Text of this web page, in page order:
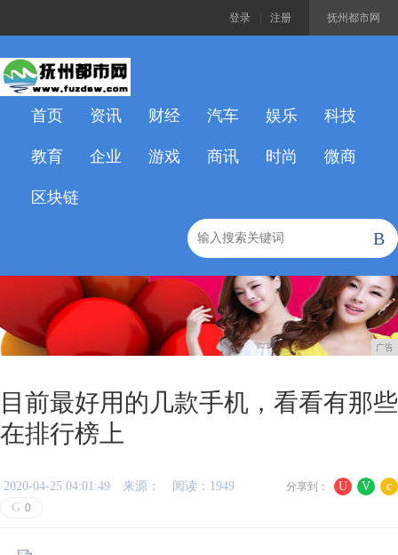
抚州都市网
登录 注册
首页 资讯 财经 汽车 娱乐 科技
教育 企业 游戏 商讯 时尚 微商
区块链
B
广告
目前最好用的几款手机，看看有那些
在排行榜上
U V c
分享到：
2020-04-25 04:01:49 来源：
阅读：1949
G 0